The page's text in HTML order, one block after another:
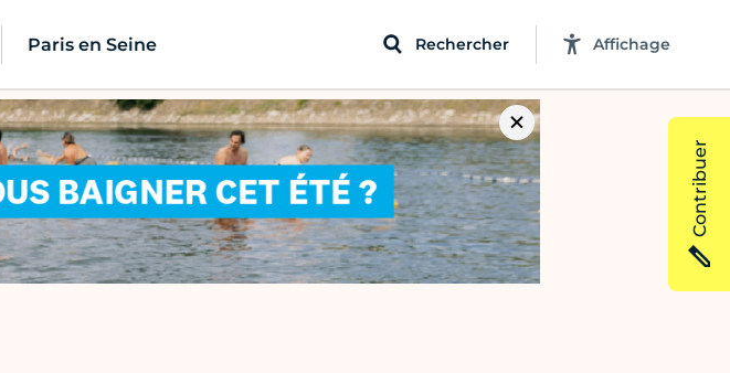
Paris en Seine Rechercher Affichage
Contribuer